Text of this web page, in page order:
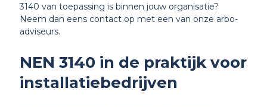
3140 van toepassing is binnen jouw organisatie?
Neem dan eens contact op met een van onze arbo-
adviseurs.
NEN 3140 in de praktijk voor
installatiebedrijven